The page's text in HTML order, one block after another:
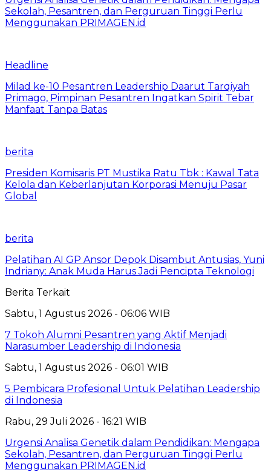
Sekolah, Pesantren, dan Perguruan Tinggi Perlu
Menggunakan PRIMAGEN.id
Headline
Milad ke-10 Pesantren Leadership Daarut Tarqiyah
Primago, Pimpinan Pesantren Ingatkan Spirit Tebar
Manfaat Tanpa Batas
berita
Presiden Komisaris PT Mustika Ratu Tbk : Kawal Tata
Kelola dan Keberlanjutan Korporasi Menuju Pasar
Global
berita
Pelatihan AI GP Ansor Depok Disambut Antusias, Yuni
Indriany: Anak Muda Harus Jadi Pencipta Teknologi
Berita Terkait
Sabtu, 1 Agustus 2026 - 06:06 WIB
7 Tokoh Alumni Pesantren yang Aktif Menjadi
Narasumber Leadership di Indonesia
Sabtu, 1 Agustus 2026 - 06:01 WIB
5 Pembicara Profesional Untuk Pelatihan Leadership
di Indonesia
Rabu, 29 Juli 2026 - 16:21 WIB
Urgensi Analisa Genetik dalam Pendidikan: Mengapa
Sekolah, Pesantren, dan Perguruan Tinggi Perlu
Menggunakan PRIMAGEN.id